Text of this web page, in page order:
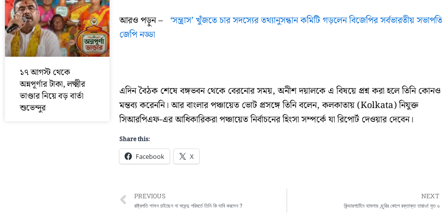
১৭ আগস্ট থেকে
অন্নপূর্ণার টাকা, লক্ষ্মীর
ভাণ্ডার নিয়ে বড় বার্তা
শুভেন্দুর
আরও পড়ুন – ‘সন্ত্রাস’ খুঁজতে চার সদস্যের তথ্যানুসন্ধান কমিটি গড়লেন বিজেপির সর্বভারতীয় সভাপতি
জেপি নড্ডা
এদিন বৈঠক শেষে বঙ্গভবন থেকে বেরনোর সময়, অনীশ দয়ালকে এ বিষয়ে প্রশ্ন করা হলে তিনি কোনও
মন্তব্য করেননি। আর বাংলার পঞ্চায়েত ভোট প্রসঙ্গে তিনি বলেন, কলকাতায় (Kolkata) নিযুক্ত
সিআরপিএফ-এর আধিকারিকরা পঞ্চায়েত নির্বাচনের হিংসা সম্পর্কে যা রিপোর্ট দেওয়ার দেবেন।
Share this:
Facebook X
Prev
PREVIOUS
রাষ্ট্রপতি শাসন চাইছেন না শুভেন্দু পরিবর্তে তিনি কি দাবি করলেন ?
NEXT
কিন্ডারগার্টেনে হামলায় ,ছুরির কোপে রক্তাক্ত তারাও! মৃত ৬